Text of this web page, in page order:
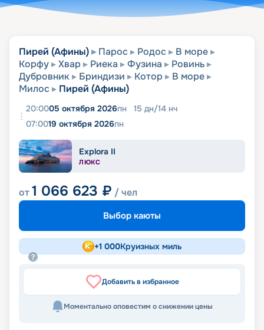
Пирей (Афины) Парос Родос
В море
Корфу
Хвар Риека Фузина
Ровинь
Дубровник
Бриндизи Котор
В море
Милос
Пирей (Афины)
20:0005 октября 2026пн 15 дн/14 нч
07:0019 октября 2026пн
Explora II
ЛЮКС
от1 066 623 ₽ / чел
Выбор каюты
+1 000Круизных миль
Добавить в избранное
Моментально оповестим о снижении цены